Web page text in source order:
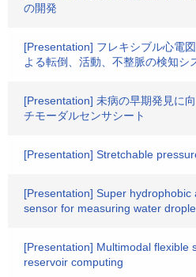
の開発
[Presentation] フレキシブル心電
よる転倒、活動、不整脈の検知シ
[Presentation] 未病の早期発見に
チモーダルセンサシート
[Presentation] Stretchable
[Presentation] Super
sensor for measuring water
[Presentation] Multimodal flexible
reservoir computing